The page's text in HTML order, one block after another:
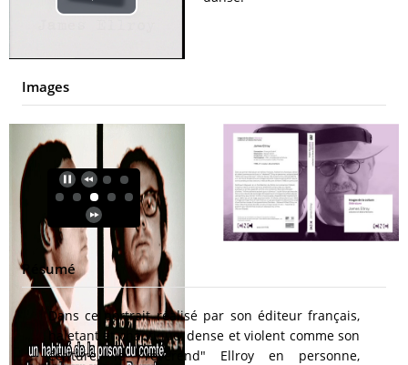
Play
Video
Images
Résumé
Dans ce portrait réalisé par son éditeur français,
haletant et chaotique, dense et violent comme son
écriture, le "révérend" Ellroy en personne,